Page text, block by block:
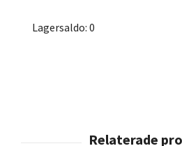
Lagersaldo: 0